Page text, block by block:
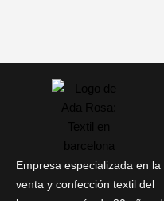
Empresa especializada en la
venta y confección textil del